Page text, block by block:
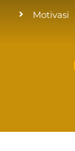
Motivasi